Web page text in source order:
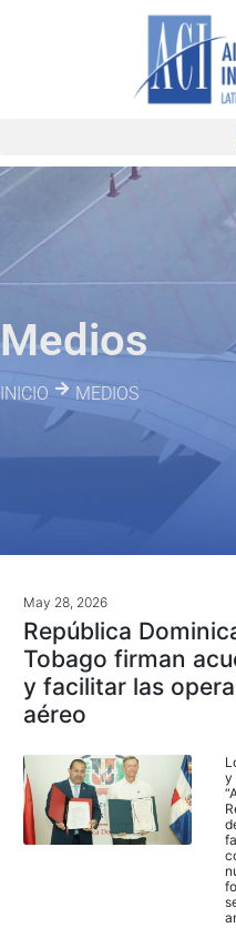
Medios
INICIO MEDIOS
May 28, 2026
República
Tobago firman
y facilitar las
aéreo
y